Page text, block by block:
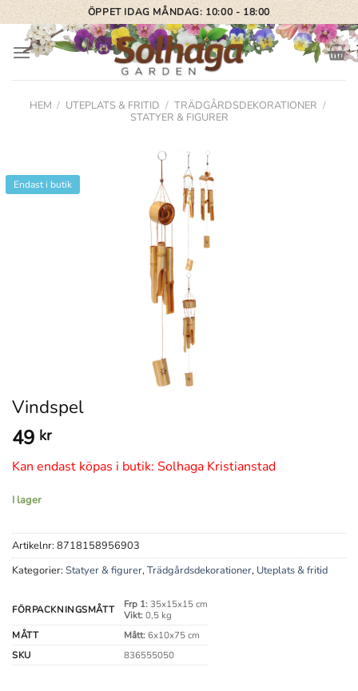
Skip
to
content
ÖPPET IDAG MÅNDAG: 10:00 - 18:00
HEM / UTEPLATS & FRITID / TRÄDGÅRDSDEKORATIONER /
STATYER & FIGURER
Endast i butik
Vindspel
49 kr
Kan endast köpas i butik: Solhaga Kristianstad
I lager
Artikelnr: 8718158956903
Kategorier: Statyer & figurer,Trädgårdsdekorationer, Uteplats & fritid
FÖRPACKNINGSMÅTT Frp 1:35x15x15 cm
Vikt:0,5 kg
MÅTT
Mått:6x10x75 cm
SKU
836555050